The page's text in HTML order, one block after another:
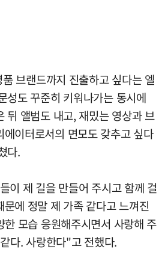
브랜드까지 진출하고 싶다는 엘
성도 꾸준히 키워나가는 동시에
뒤 앨범도 내고, 재밌는 영상과 브
이터로서의 면모도 갖추고 싶다
다.
이 제 길을 만들어 주시고 함께 걸
에 정말 제 가족 같다고 느껴진
모습 응원해주시면서 사랑해 주
다. 사랑한다"고 전했다.